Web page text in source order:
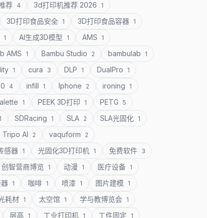
荐 4 3d打印机推荐 2026 1
3D打印食品安全 1 3D打印食品容器 1
1 AI生成3D模型 1 AMS 1
AMS 1 Bambu Studio 2 bambulab 1
1 cura 3 DLP 1 DualPro 1
4 infill 1 Iphone 2 ironing 1
1 PEEK 3D打印 1 PETG 5
1 SDRacing 1 SLA 2 SLA光固化 1
Tripo AI 2 vaquform 2
感器 1 光固化3D打印机 1 免费软件 3
创智营商博览 1 动漫 1 医疗设备 1
1 咖啡 1 喷漆 1 图片建模 1
耗材 1 太空馆 1 学与教博览会 1
层高 1 工业打印机 1 工件固定 1